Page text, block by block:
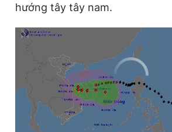
hướng tây tây nam.